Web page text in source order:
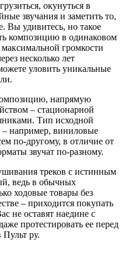
окунуться в
звучания и заметить то,
Вы удивитесь, но такое
композицию в одинаковом
громкости
несколько лет
уловить уникальные
напрямую
– стационарной
Тип исходной
– например, виниловые
по-другому, в отличие от
звучат по-разному.
треков с истинным
ведь в обычных
ходовые товары без
– приходится покупать
не оставят наедине с
протестировать ее перед
Пульт ру.